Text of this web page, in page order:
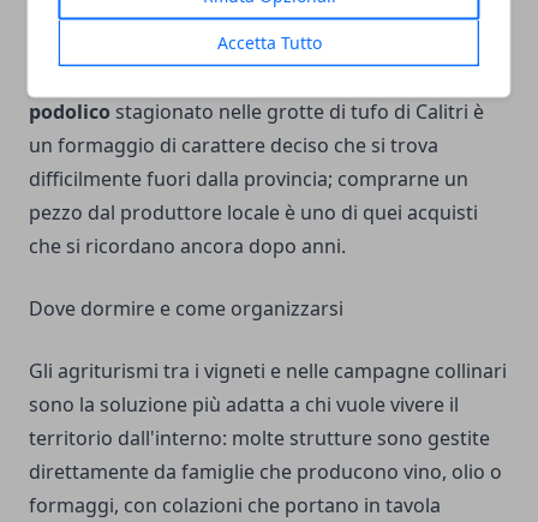
Accetta Tutto
castagna di Montella IGP, raccolta in autunno nei
castagneti dei Picentini, si trova in sagre, pastifici e
podolico stagionato nelle grotte di tufo di Calitri è
un formaggio di carattere deciso che si trova
difficilmente fuori dalla provincia; comprarne un
pezzo dal produttore locale è uno di quei acquisti
che si ricordano ancora dopo anni.
Dove dormire e come organizzarsi
Gli agriturismi tra i vigneti e nelle campagne collinari
sono la soluzione più adatta a chi vuole vivere il
territorio dall'interno: molte strutture sono gestite
direttamente da famiglie che producono vino, olio o
formaggi, con colazioni che portano in tavola